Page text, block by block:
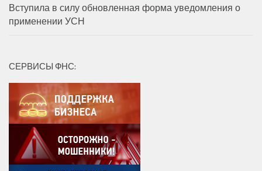
Вступила в силу обновленная форма уведомления о
применении УСН
СЕРВИСЫ ФНС: